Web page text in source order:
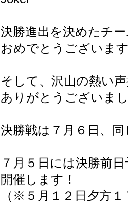
決勝進出を決めたチ
おめでとうございま
そして、沢山の熱い
ありがとうございま
決勝戦は７月６日、
７月５日には決勝前
開催します！
（※５月１２日夕方